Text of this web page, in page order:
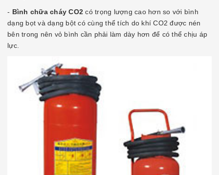
- Bình chữa cháy CO2 có trọng lượng cao hơn so với bình
dạng bọt và dạng bột có cùng thể tích do khí CO2 được nén
bên trong nên vỏ bình cần phải làm dày hơn để có thể chịu áp
lực.